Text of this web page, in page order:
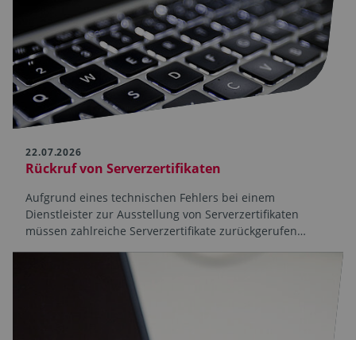
22.07.2026
Rückruf von Serverzertifikaten
Aufgrund eines technischen Fehlers bei einem
Dienstleister zur Ausstellung von Serverzertifikaten
müssen zahlreiche Serverzertifikate zurückgerufen…